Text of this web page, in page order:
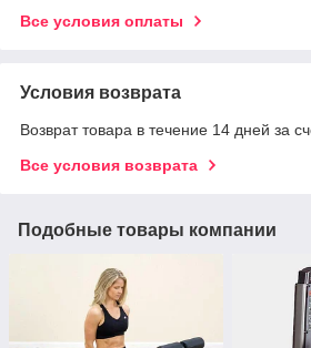
Все условия оплаты
Условия возврата
Возврат товара в течение 14 дней за
Все условия возврата
Подобные товары компании